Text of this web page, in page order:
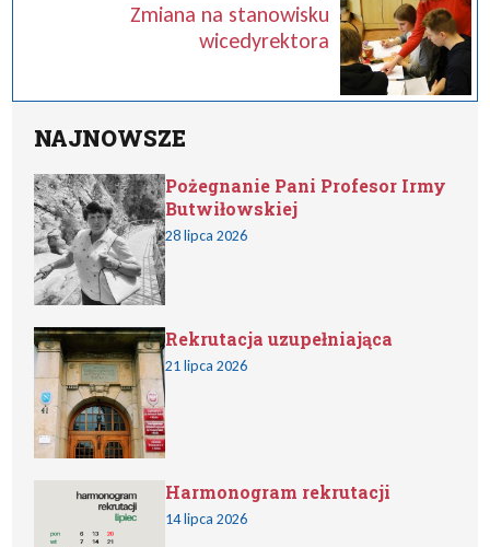
Zmiana na stanowisku
wicedyrektora
NAJNOWSZE
Pożegnanie Pani Profesor Irmy
Butwiłowskiej
28 lipca 2026
Rekrutacja uzupełniająca
21 lipca 2026
Harmonogram rekrutacji
14 lipca 2026